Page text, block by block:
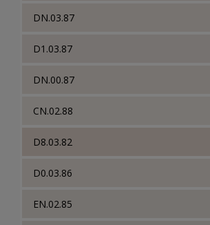
DN.03.87
D1.03.87
DN.00.87
CN.02.88
D8.03.82
D0.03.86
EN.02.85